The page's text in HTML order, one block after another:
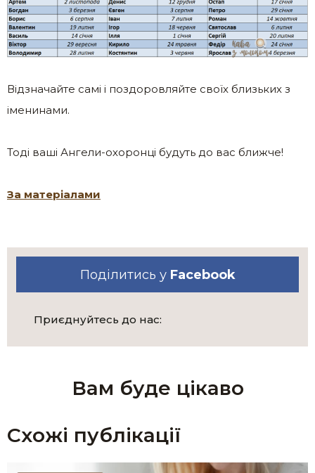
Відзначайте самі і поздоровляйте своїх близьких з
іменинами.
Тоді ваші Ангели-охоронці будуть до вас ближче!
За матеріалами
Поділитись у Facebook
Приєднуйтесь до нас:
Вам буде цікаво
Схожі публікації